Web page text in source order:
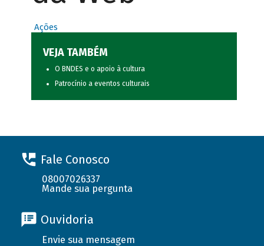
Ações
VEJA TAMBÉM
O BNDES e o apoio à cultura
Patrocínio a eventos culturais
Fale Conosco
08007026337
Mande sua pergunta
Ouvidoria
Envie sua mensagem